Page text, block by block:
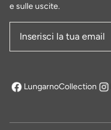
e sulle uscite.
LungarnoCollection
si apre in una nuova scheda